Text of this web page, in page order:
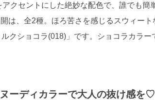
クセントにした絶妙な配色で、誰でも簡
は、全2種。ほろ苦さを感じるスウィー
クショコラ(018)」です。ショコラカラ
ーディカラーで大人の抜け感を♡